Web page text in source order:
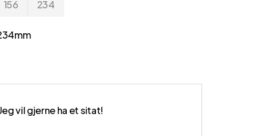
156 234
vil gjerne ha et sitat!